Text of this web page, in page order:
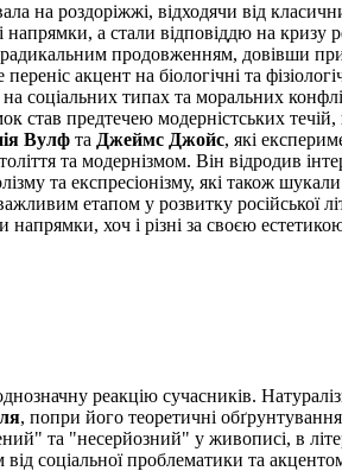
на роздоріжжі, відходячи від
а стали відповіддю на
продовженням, довівши
акцент на біологічні та
соціальних типах та моральних
предтечею модерністських
Вулф та Джеймс Джойс, які
та модернізмом. Він відродив
та експресіонізму, які також
етапом у розвитку російської
хоч і різні за своєю
реакцію сучасників.
, попри його теоретичні
та "несерйозний" у живописі, в
соціальної проблематики та